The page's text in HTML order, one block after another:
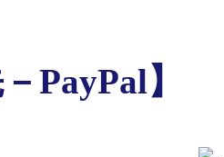
PayPal】